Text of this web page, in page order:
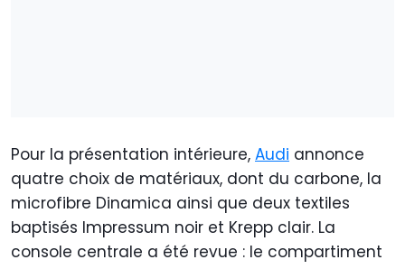
Pour la présentation intérieure, Audi annonce
quatre choix de matériaux, dont du carbone, la
microfibre Dinamica ainsi que deux textiles
baptisés Impressum noir et Krepp clair. La
console centrale a été revue : le compartiment